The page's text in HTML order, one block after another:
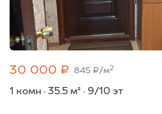
30 000 ₽ 845 ₽/м 2
1 комн 35.5 м² 9/10 эт